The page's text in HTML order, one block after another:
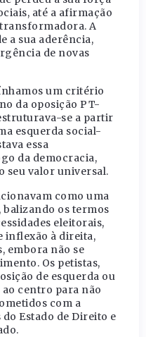
até a afirmação
A
a sua aderência,
de novas
um critério
da oposição PT-
se a partir
esquerda social-
essa
da democracia,
seu valor universal.
como uma
balizando os termos
eleitorais,
inflexão à direita,
embora não se
Os petistas,
de esquerda ou
centro para não
com a
Estado de Direito e